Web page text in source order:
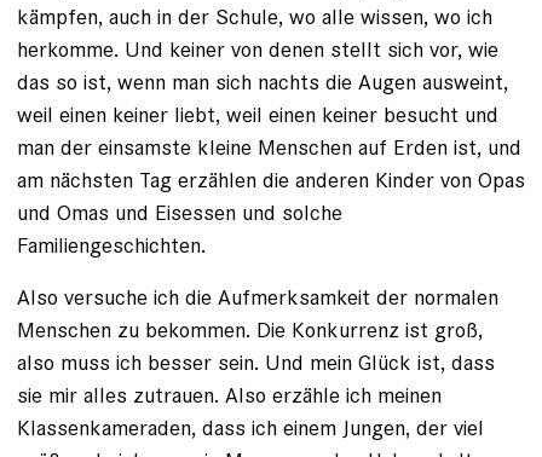
kämpfen, auch in der Schule, wo alle wissen, wo ich
herkomme. Und keiner von denen stellt sich vor, wie
das so ist, wenn man sich nachts die Augen ausweint,
weil einen keiner liebt, weil einen keiner besucht und
man der einsamste kleine Menschen auf Erden ist, und
am nächsten Tag erzählen die anderen Kinder von Opas
und Omas und Eisessen und solche
Familiengeschichten.
Also versuche ich die Aufmerksamkeit der normalen
Menschen zu bekommen. Die Konkurrenz ist groß,
also muss ich besser sein. Und mein Glück ist, dass
sie mir alles zutrauen. Also er­zähle ich meinen
Klassenkameraden, dass ich einem Jungen, der viel